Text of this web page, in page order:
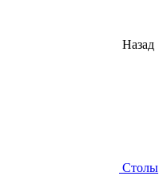
Назад
Столы